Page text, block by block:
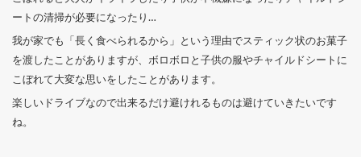
ートの清掃が必要になったり…
我が家でも「長く食べられるから」という理由でスティック状のお菓子
を渡したことがありますが、ボロボロと子供の服やチャイルドシートに
こぼれて大変な思いをしたことがあります。
楽しいドライブなので出来るだけ避けれるものは避けていきたいです
ね。